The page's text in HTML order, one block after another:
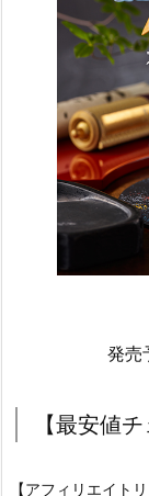
発売
【最安値チ
【アフィリエイト